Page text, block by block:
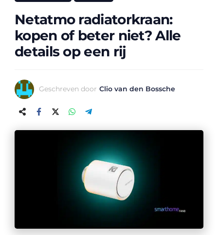
Netatmo radiatorkraan:
kopen of beter niet? Alle
details op een rij
Geschreven door Clio van den Bossche